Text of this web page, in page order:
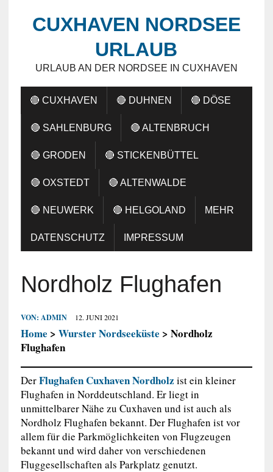
CUXHAVEN NORDSEE
URLAUB
URLAUB AN DER NORDSEE IN CUXHAVEN
🔴 CUXHAVEN 🔴 DUHNEN 🔴 DÖSE
🔴 SAHLENBURG 🔴 ALTENBRUCH
🔴 GRODEN 🔴 STICKENBÜTTEL
🔴 OXSTEDT 🔴 ALTENWALDE
🔴 NEUWERK 🔴 HELGOLAND MEHR
DATENSCHUTZ IMPRESSUM
Nordholz Flughafen
VON: ADMIN 12. JUNI 2021
Home > Wurster Nordseeküste > Nordholz
Flughafen
DerFlughafen Cuxhaven Nordholz ist ein kleiner
Flughafen in Norddeutschland. Er liegt in
unmittelbarer Nähe zu Cuxhaven und ist auch als
Nordholz Flughafen bekannt. Der Flughafen ist vor
allem für die Parkmöglichkeiten von Flugzeugen
bekannt und wird daher von verschiedenen
Fluggesellschaften als Parkplatz genutzt.